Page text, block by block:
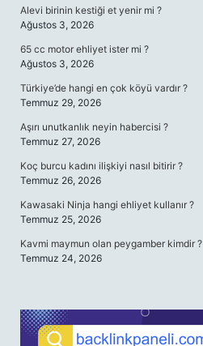
Alevi birinin kestiği et yenir mi ?
Ağustos 3, 2026
65 cc motor ehliyet ister mi ?
Ağustos 3, 2026
Türkiye’de hangi en çok köyü vardır ?
Temmuz 29, 2026
Aşırı unutkanlık neyin habercisi ?
Temmuz 27, 2026
Koç burcu kadını ilişkiyi nasıl bitirir ?
Temmuz 26, 2026
Kawasaki Ninja hangi ehliyet kullanır ?
Temmuz 25, 2026
Kavmi maymun olan peygamber kimdir ?
Temmuz 24, 2026